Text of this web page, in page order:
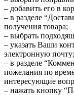
– добавить его в
– в разделе
получения товара;
– выбрать
– указать Ваши
электронную почту;
– в разделе
пожелания по
интересующие
– нажать кнопку